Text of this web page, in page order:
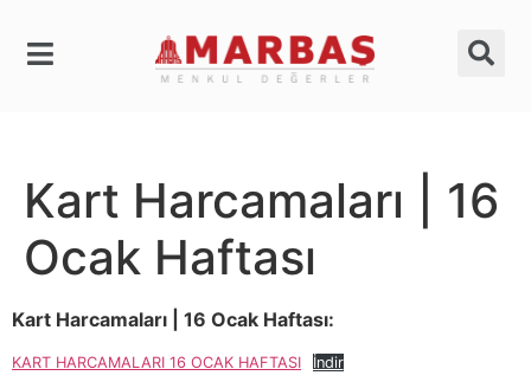
Kart Harcamaları | 16
Ocak Haftası
Kart Harcamaları | 16 Ocak Haftası:
KART HARCAMALARI 16 OCAK HAFTASI İndir